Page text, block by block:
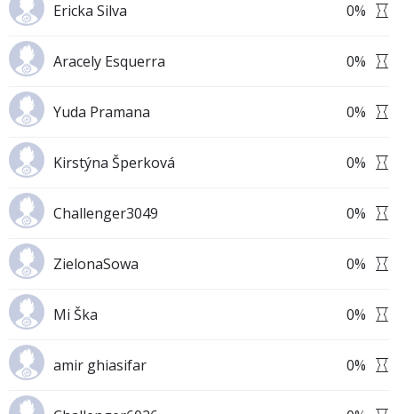
Ericka Silva 0%
Aracely Esquerra 0%
Yuda Pramana 0%
Kirstýna Šperková 0%
Challenger3049 0%
ZielonaSowa 0%
Mi Ška 0%
amir ghiasifar 0%